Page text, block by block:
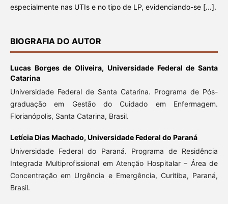
especialmente nas UTIs e no tipo de LP, evidenciando-se [...].
BIOGRAFIA DO AUTOR
Lucas Borges de Oliveira, Universidade Federal de Santa
Catarina
Universidade Federal de Santa Catarina. Programa de Pós-
graduação em Gestão do Cuidado em Enfermagem.
Florianópolis, Santa Catarina, Brasil.
Letícia Dias Machado, Universidade Federal do Paraná
Universidade Federal do Paraná. Programa de Residência
Integrada Multiprofissional em Atenção Hospitalar – Área de
Concentração em Urgência e Emergência, Curitiba, Paraná,
Brasil.